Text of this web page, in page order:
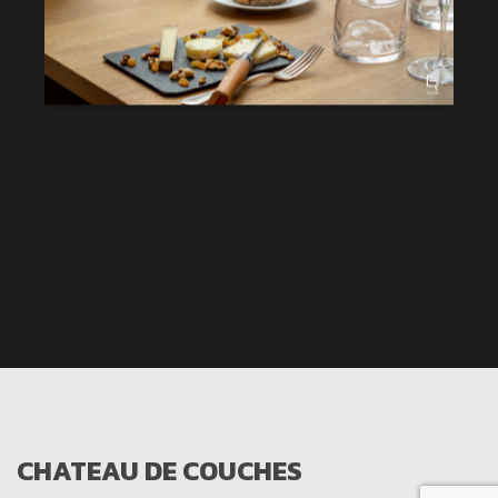
CHATEAU DE COUCHES